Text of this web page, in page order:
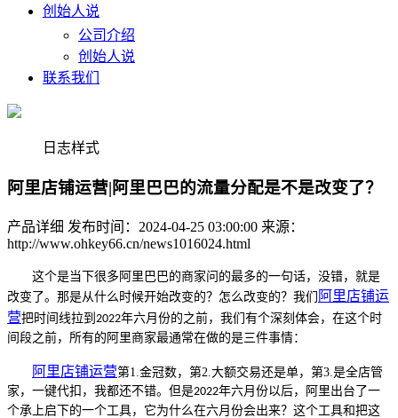
创始人说
公司介绍
创始人说
联系我们
日志样式
阿里店铺运营|阿里巴巴的流量分配是不是改变了？
产品详细 发布时间：2024-04-25 03:00:00 来源：
http://www.ohkey66.cn/news1016024.html
这个是当下很多阿里巴巴的商家问的最多的一句话，没错，就是
改变了。那是从什么时候开始改变的？怎么改变的？我们 阿里店铺运
营把时间线拉到 2022年六月份的之前，我们有个深刻体会，在这个时
间段之前，所有的阿里商家最通常在做的是三件事情：
阿里店铺运营第1.金冠数，第2.大额交易还是单，第3.是全店管
家，一键代扣，我都还不错。但是2022年六月份以后，阿里出台了一
个承上启下的一个工具，它为什么在六月份会出来？这个工具和把这